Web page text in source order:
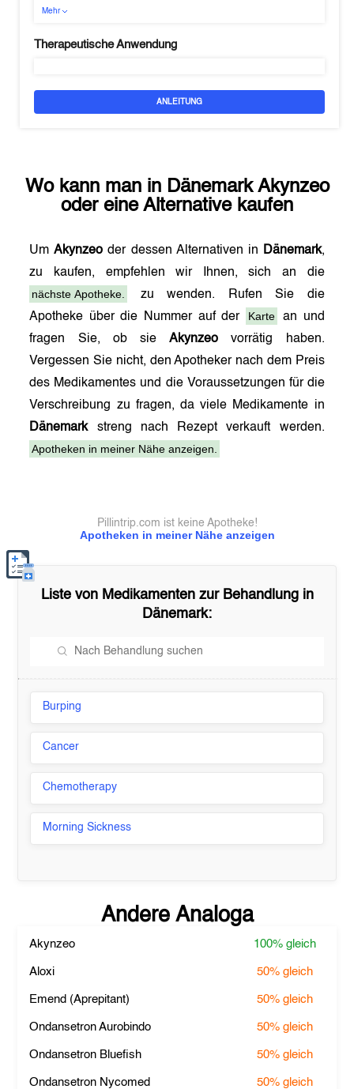
Mehr
Therapeutische Anwendung
ANLEITUNG
Wo kann man in Dänemark Akynzeo
oder eine Alternative kaufen
UmAkynzeo der dessen Alternativen in Dänemark,
zu kaufen, empfehlen wir Ihnen, sich an die
nächste Apotheke.
zu wenden. Rufen Sie die
Apotheke über die Nummer auf der
Karte
an und
fragen Sie, ob sieAkynzeo vorrätig haben.
Vergessen Sie nicht, den Apotheker nach dem Preis
des Medikamentes und die Voraussetzungen für die
Verschreibung zu fragen, da viele Medikamente in
Dänemarkstreng nach Rezept verkauft werden.
Apotheken in meiner Nähe anzeigen.
Apotheken in meiner Nähe anzeigen
Pillintrip.com ist keine Apotheke!
Liste von Medikamenten zur Behandlung in
Dänemark:
Burping
Cancer
Chemotherapy
Morning Sickness
Andere Analoga
Akynzeo 100% gleich
Aloxi 50% gleich
Emend (Aprepitant) 50% gleich
Ondansetron Aurobindo 50% gleich
Ondansetron Bluefish 50% gleich
Ondansetron Nycomed 50% gleich